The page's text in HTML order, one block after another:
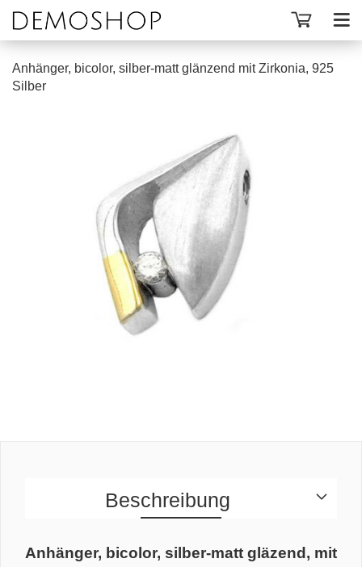
Anhänger, bicolor, silber-matt glänzend mit Zirkonia, 925
Silber
Beschreibung
Anhänger, bicolor, silber-matt gläzend, mit